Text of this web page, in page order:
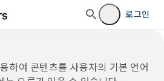
로그인
하여 콘텐츠를 사용자의 기본 언어